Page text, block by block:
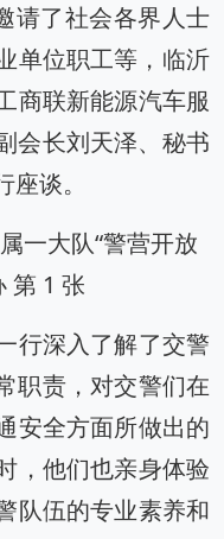
请了社会各界人士
单位职工等，‌临沂
商联新能源汽车服
会长刘天泽、‌秘书
谈。‌
行深入了解了交警
职责，‌对交警们在
安全方面所做出的
，‌他们也亲身体验
队伍的专业素养和